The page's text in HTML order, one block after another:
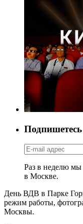
Раз в неделю мы
в Москве.
День ВДВ в Парке
режим работы,
Москвы.